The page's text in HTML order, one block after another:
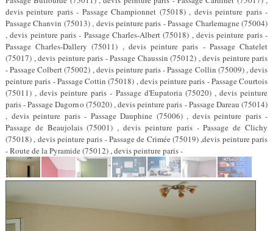
devis peinture paris - Passage Championnet (75018) , devis peinture paris -
Passage Chanvin (75013) , devis peinture paris - Passage Charlemagne (75004)
, devis peinture paris - Passage Charles-Albert (75018) , devis peinture paris -
Passage Charles-Dallery (75011) , devis peinture paris - Passage Chatelet
(75017) , devis peinture paris - Passage Chaussin (75012) , devis peinture paris
- Passage Colbert (75002) , devis peinture paris - Passage Collin (75009) , devis
peinture paris - Passage Cottin (75018) , devis peinture paris - Passage Courtois
(75011) , devis peinture paris - Passage d'Eupatoria (75020) , devis peinture
paris - Passage Dagorno (75020) , devis peinture paris - Passage Dareau (75014)
, devis peinture paris - Passage Dauphine (75006) , devis peinture paris -
Passage de Beaujolais (75001) , devis peinture paris - Passage de Clichy
(75018) , devis peinture paris - Passage de Crimée (75019) ,devis peinture paris
- Route de la Pyramide (75012) , devis peinture paris -